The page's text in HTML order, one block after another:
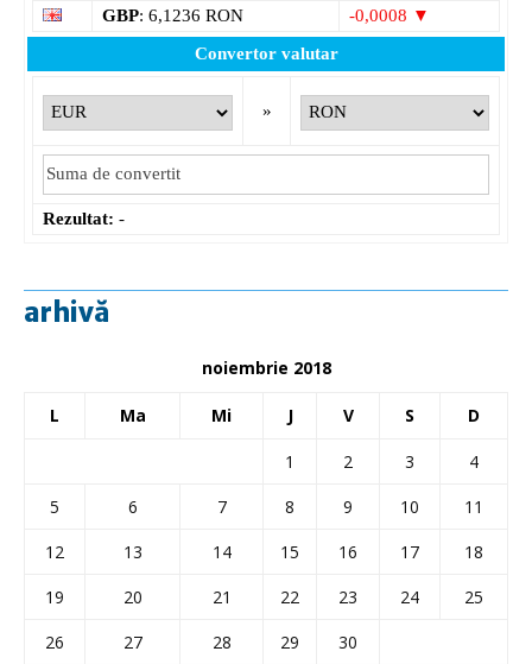
GBP: 6,1236 RON
-0,0008 ▼
Convertor valutar
»
Rezultat: -
arhivă
noiembrie 2018
L Ma Mi J V S D
1 2 3
4
5
6 7 8 9 10
11
12
13 14 15 16 17
18
19
20 21 22 23 24
25
26
27 28 29 30